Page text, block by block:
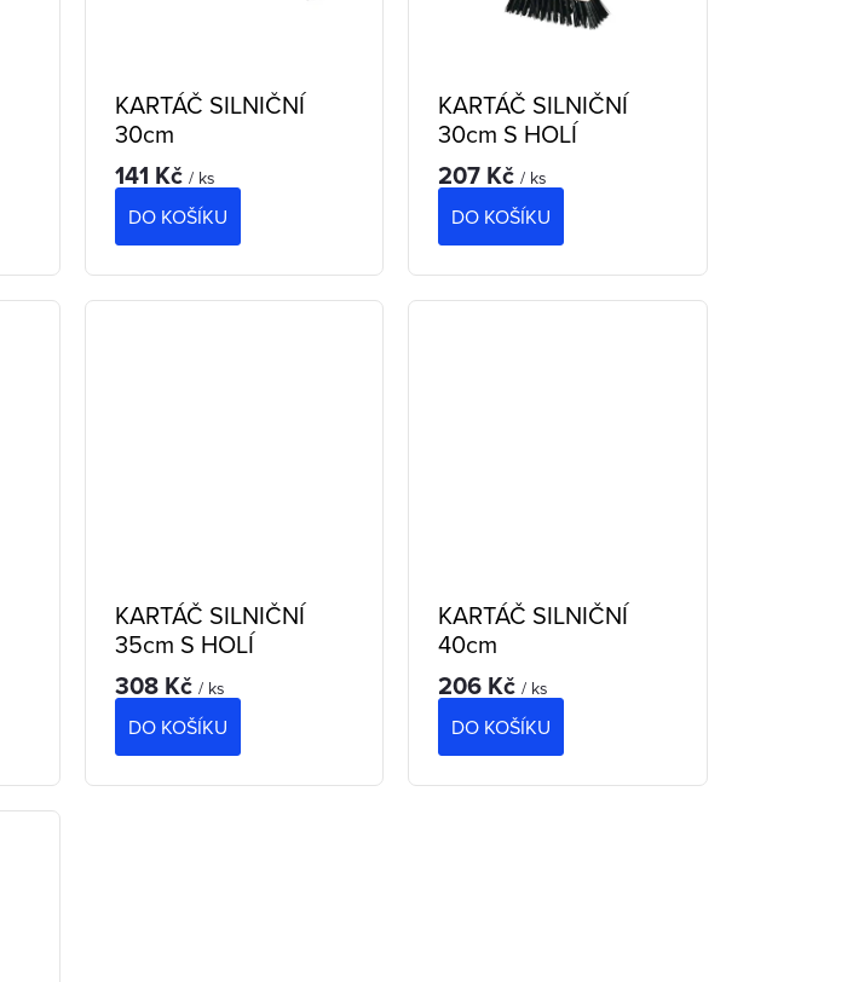
KARTÁČ SILNIČNÍ
30cm
141 Kč/ ks
DO KOŠÍKU
KARTÁČ SILNIČNÍ
30cm S HOLÍ
207 Kč/ ks
DO KOŠÍKU
KARTÁČ SILNIČNÍ
35cm S HOLÍ
308 Kč/ ks
DO KOŠÍKU
KARTÁČ SILNIČNÍ
40cm
206 Kč/ ks
DO KOŠÍKU